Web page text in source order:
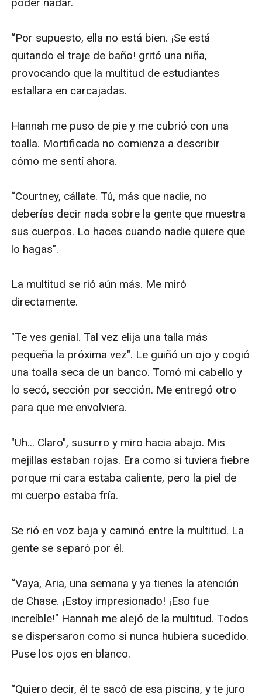
“Por supuesto, ella no está bien. ¡Se está
quitando el traje de baño! gritó una niña,
provocando que la multitud de estudiantes
estallara en carcajadas.
Hannah me puso de pie y me cubrió con una
toalla. Mortificada no comienza a describir
cómo me sentí ahora.
“Courtney, cállate. Tú, más que nadie, no
deberías decir nada sobre la gente que muestra
sus cuerpos. Lo haces cuando nadie quiere que
lo hagas".
La multitud se rió aún más. Me miró
directamente.
"Te ves genial. Tal vez elija una talla más
pequeña la próxima vez". Le guiñó un ojo y cogió
una toalla seca de un banco. Tomó mi cabello y
lo secó, sección por sección. Me entregó otro
para que me envolviera.
"Uh... Claro", susurro y miro hacia abajo. Mis
mejillas estaban rojas. Era como si tuviera fiebre
porque mi cara estaba caliente, pero la piel de
mi cuerpo estaba fría.
Se rió en voz baja y caminó entre la multitud. La
gente se separó por él.
“Vaya, Aria, una semana y ya tienes la atención
de Chase. ¡Estoy impresionado! ¡Eso fue
increíble!" Hannah me alejó de la multitud. Todos
se dispersaron como si nunca hubiera sucedido.
Puse los ojos en blanco.
“Quiero decir, él te sacó de esa piscina, y te juro